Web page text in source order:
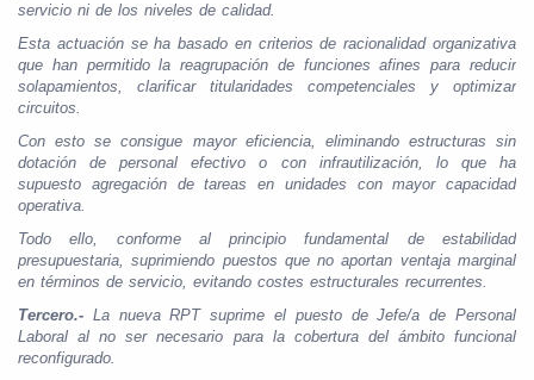
servicio ni de los niveles de calidad.
Esta actuación se ha basado en criterios de racionalidad organizativa
que han permitido la reagrupación de funciones afines para reducir
solapamientos, clarificar titularidades competenciales y optimizar
circuitos.
Con esto se consigue mayor eficiencia, eliminando estructuras sin
dotación de personal efectivo o con infrautilización, lo que ha
supuesto agregación de tareas en unidades con mayor capacidad
operativa.
Todo ello, conforme al principio fundamental de estabilidad
presupuestaria, suprimiendo puestos que no aportan ventaja marginal
en términos de servicio, evitando costes estructurales recurrentes.
Tercero.- La nueva RPT suprime el puesto de Jefe/a de Personal
Laboral al no ser necesario para la cobertura del ámbito funcional
reconfigurado.